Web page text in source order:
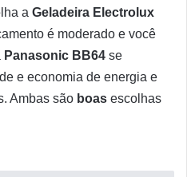
a Geladeira Electrolux
é moderado e você
Panasonic BB64 se
e economia de energia e
Ambas são boas escolhas